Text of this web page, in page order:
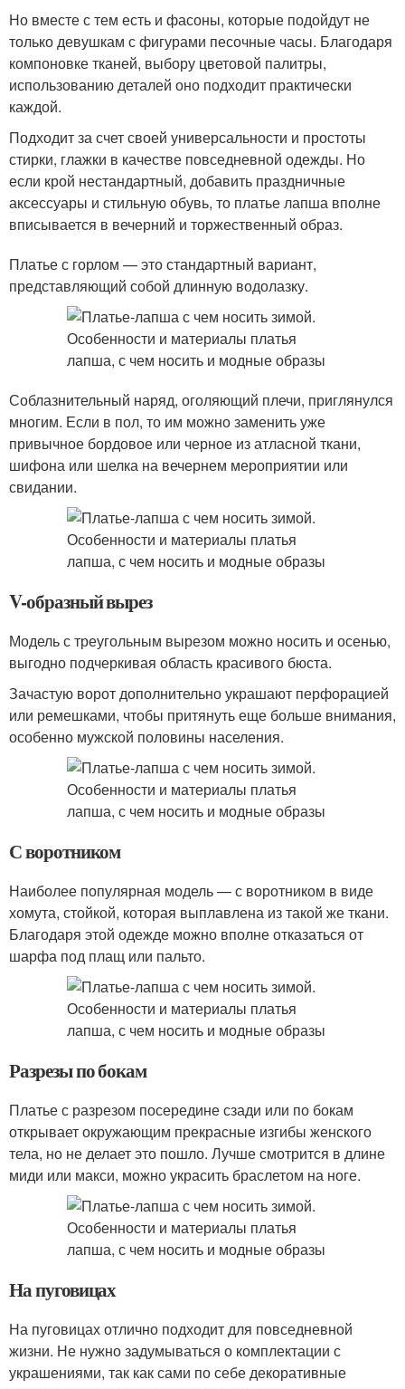
Но вместе с тем есть и фасоны, которые подойдут не
только девушкам с фигурами песочные часы. Благодаря
компоновке тканей, выбору цветовой палитры,
использованию деталей оно подходит практически
каждой.
Подходит за счет своей универсальности и простоты
стирки, глажки в качестве повседневной одежды. Но
если крой нестандартный, добавить праздничные
аксессуары и стильную обувь, то платье лапша вполне
вписывается в вечерний и торжественный образ.
Платье с горлом — это стандартный вариант,
представляющий собой длинную водолазку.
Соблазнительный наряд, оголяющий плечи, приглянулся
многим. Если в пол, то им можно заменить уже
привычное бордовое или черное из атласной ткани,
шифона или шелка на вечернем мероприятии или
свидании.
V-образный вырез
Модель с треугольным вырезом можно носить и осенью,
выгодно подчеркивая область красивого бюста.
Зачастую ворот дополнительно украшают перфорацией
или ремешками, чтобы притянуть еще больше внимания,
особенно мужской половины населения.
С воротником
Наиболее популярная модель — с воротником в виде
хомута, стойкой, которая выплавлена из такой же ткани.
Благодаря этой одежде можно вполне отказаться от
шарфа под плащ или пальто.
Разрезы по бокам
Платье с разрезом посередине сзади или по бокам
открывает окружающим прекрасные изгибы женского
тела, но не делает это пошло. Лучше смотрится в длине
миди или макси, можно украсить браслетом на ноге.
На пуговицах
На пуговицах отлично подходит для повседневной
жизни. Не нужно задумываться о комплектации с
украшениями, так как сами по себе декоративные